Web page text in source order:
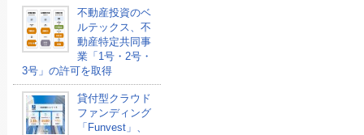
不動産投資のベ
ルテックス、不
動産特定共同事
業「1号・2号・
3号」の許可を取得
貸付型クラウド
ファンディング
「Funvest」、